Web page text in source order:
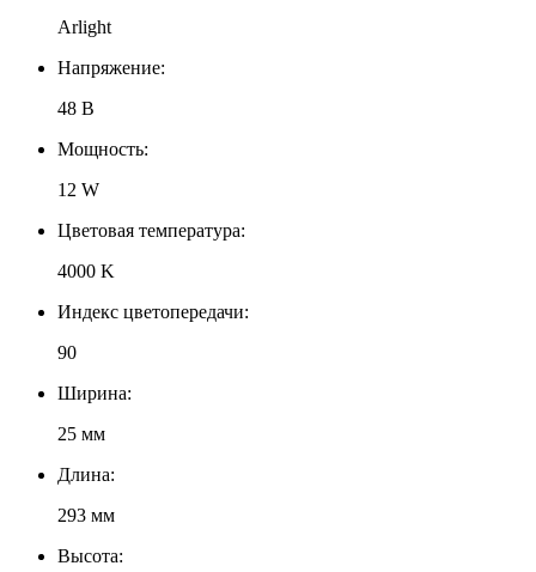
Arlight
Напряжение:
48 В
Мощность:
12 W
Цветовая температура:
4000 K
Индекс цветопередачи:
90
Ширина:
25 мм
Длина:
293 мм
Высота: